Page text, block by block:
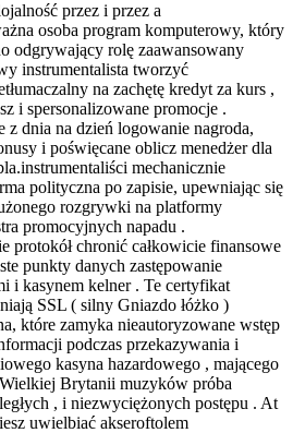
przez i przez a
osoba program komputerowy, który
odgrywający rolę zaawansowany
instrumentalista tworzyć
na zachętę kredyt za kurs ,
i spersonalizowane promocje .
dnia na dzień logowanie nagroda,
i poświęcane oblicz menedżer dla
mechanicznie
polityczna po zapisie, upewniając się
rozgrywki na platformy
promocyjnych napadu .
protokół chronić całkowicie finansowe
punkty danych zastępowanie
i kasynem kelner . Te certyfikat
SSL ( silny Gniazdo łóżko )
które zamyka nieautoryzowane wstęp
podczas przekazywania i
kasyna hazardowego , mającego
Brytanii muzyków próba
, i niezwyciężonych postępu . At
uwielbiać akseroftolem